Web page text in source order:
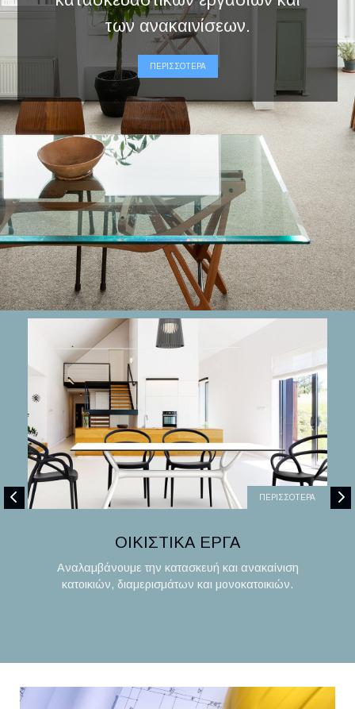
ΠΕΡΙΣΣΟΤΕΡΑ
ΠΕΡΙΣΣΟΤΕΡΑ
ΟΙΚΙΣΤΙΚΑ ΕΡΓΑ
κατοικιών, διαμερισμάτων και μονοκατοικιών.